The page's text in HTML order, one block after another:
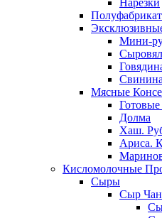
Нарезки
Мини-
Мясные
Долма
Хаш.
Ариса.
Кисломолочные
Сыры
Сыр